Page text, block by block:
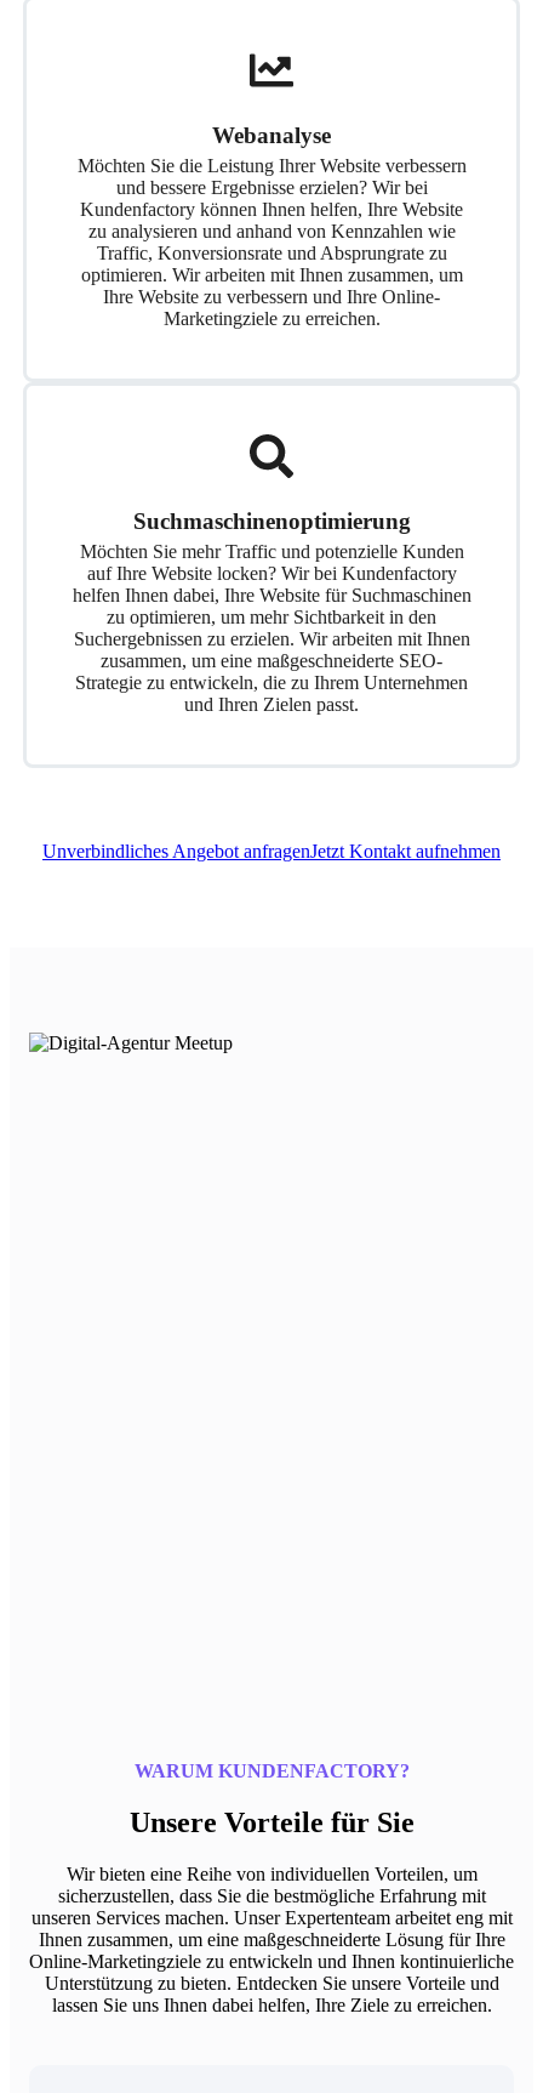
Webanalyse
Möchten Sie die Leistung Ihrer Website verbessern
und bessere Ergebnisse erzielen? Wir bei
Kundenfactory können Ihnen helfen, Ihre Website
zu analysieren und anhand von Kennzahlen wie
Traffic, Konversionsrate und Absprungrate zu
optimieren. Wir arbeiten mit Ihnen zusammen, um
Ihre Website zu verbessern und Ihre Online-
Marketingziele zu erreichen.
Suchmaschinenoptimierung
Möchten Sie mehr Traffic und potenzielle Kunden
auf Ihre Website locken? Wir bei Kundenfactory
helfen Ihnen dabei, Ihre Website für Suchmaschinen
zu optimieren, um mehr Sichtbarkeit in den
Suchergebnissen zu erzielen. Wir arbeiten mit Ihnen
zusammen, um eine maßgeschneiderte SEO-
Strategie zu entwickeln, die zu Ihrem Unternehmen
und Ihren Zielen passt.
Unverbindliches Angebot anfragenJetzt Kontakt aufnehmen
WARUM KUNDENFACTORY?
Unsere Vorteile für Sie
Wir bieten eine Reihe von individuellen Vorteilen, um
sicherzustellen, dass Sie die bestmögliche Erfahrung mit
unseren Services machen. Unser Expertenteam arbeitet eng mit
Ihnen zusammen, um eine maßgeschneiderte Lösung für Ihre
Online-Marketingziele zu entwickeln und Ihnen kontinuierliche
Unterstützung zu bieten. Entdecken Sie unsere Vorteile und
lassen Sie uns Ihnen dabei helfen, Ihre Ziele zu erreichen.